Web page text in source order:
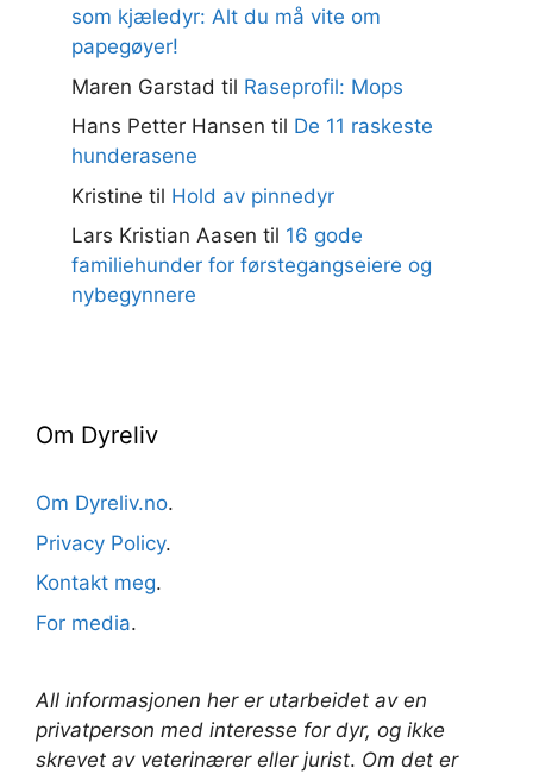
som kjæledyr: Alt du må vite om
papegøyer!
Maren Garstad til Raseprofil: Mops
Hans Petter Hansen til De 11 raskeste
hunderasene
Kristine til Hold av pinnedyr
Lars Kristian Aasen til 16 gode
familiehunder for førstegangseiere og
nybegynnere
Om Dyreliv
Om Dyreliv.no.
Privacy Policy.
Kontakt meg.
For media.
All informasjonen her er utarbeidet av en
privatperson med interesse for dyr, og ikke
skrevet av veterinærereller jurist. Om det er